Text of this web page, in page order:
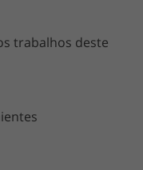
trabalhos deste